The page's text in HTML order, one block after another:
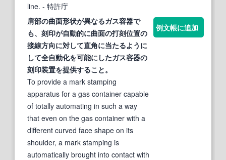
line. - 特許庁
肩部の曲面形状が異なるガス容器で
も、刻印が自動的に曲面の打刻位置の
接線方向に対して直角に当たるように
して全自動化を可能にしたガス容器の
刻印装置を提供すること。
To provide a mark stamping
apparatus for a gas container capable
of totally automating in such a way
that even on the gas container with a
different curved face shape on its
shoulder, a mark stamping is
automatically brought into contact with
例文帳に追加